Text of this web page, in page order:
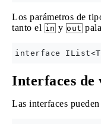
Los parámetros de
tanto el in y out
Interfaces de
Las interfaces